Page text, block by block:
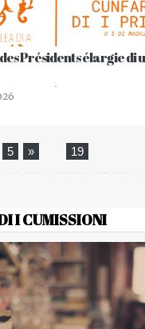
Présidents élargie di
5 » 19
I CUMISSIONI